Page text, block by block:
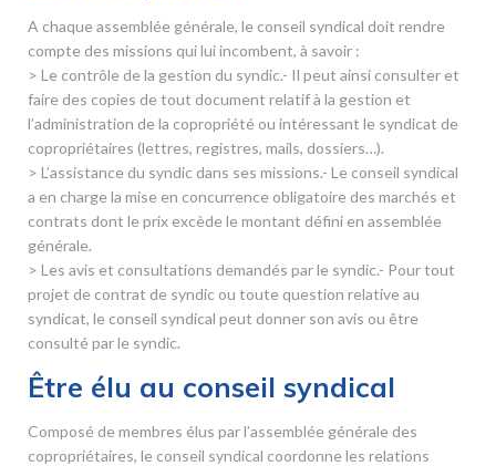
A chaque assemblée générale, le conseil syndical doit rendre
compte des missions qui lui incombent, à savoir :
> Le contrôle de la gestion du syndic.- Il peut ainsi consulter et
faire des copies de tout document relatif à la gestion et
l’administration de la copropriété ou intéressant le syndicat de
copropriétaires (lettres, registres, mails, dossiers…).
> L’assistance du syndic dans ses missions.- Le conseil syndical
a en charge la mise en concurrence obligatoire des marchés et
contrats dont le prix excède le montant défini en assemblée
générale.
> Les avis et consultations demandés par le syndic.- Pour tout
projet de contrat de syndic ou toute question relative au
syndicat, le conseil syndical peut donner son avis ou être
consulté par le syndic.
Être élu au conseil syndical
Composé de membres élus par l’assemblée générale des
copropriétaires, le conseil syndical coordonne les relations